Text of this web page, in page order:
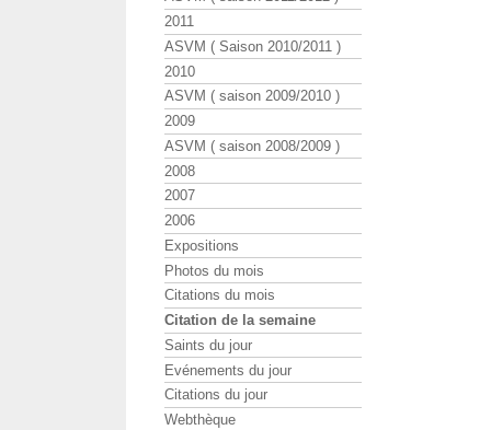
2011
ASVM ( Saison 2010/2011 )
2010
ASVM ( saison 2009/2010 )
2009
ASVM ( saison 2008/2009 )
2008
2007
2006
Expositions
Photos du mois
Citations du mois
Citation de la semaine
Saints du jour
Evénements du jour
Citations du jour
Webthèque